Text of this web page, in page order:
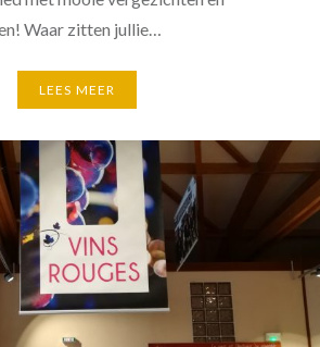
Waar zitten jullie…
LEES MEER